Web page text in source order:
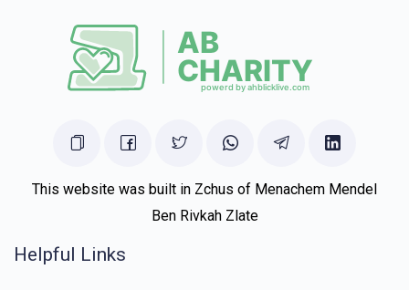
This website was built in Zchus of Menachem Mendel
Ben Rivkah Zlate
Helpful Links